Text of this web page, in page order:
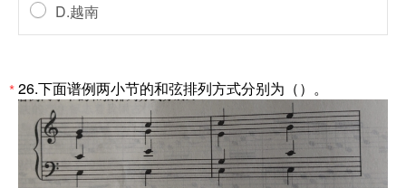
D.越南
*26.下面谱例两小节的和弦排列方式分别为（）。